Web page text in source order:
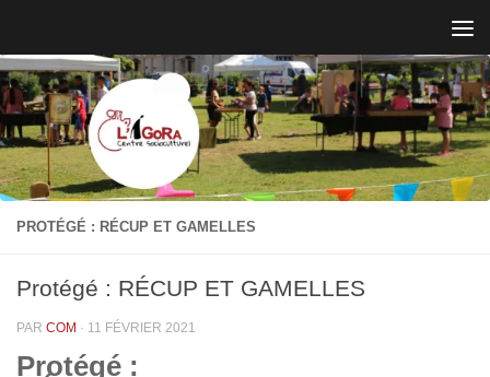
PROTÉGÉ : RÉCUP ET GAMELLES
Protégé : RÉCUP ET GAMELLES
PAR COM · 11 FÉVRIER 2021
Protégé :